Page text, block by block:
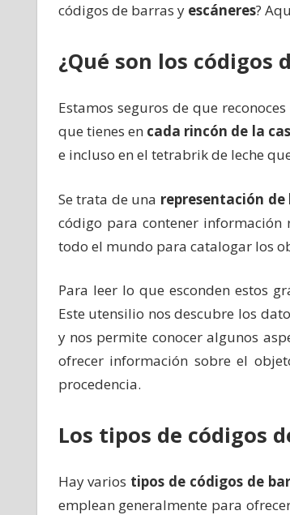
códigos de barras y escáneres?
¿Qué son los códigos
Estamos seguros de que
que tienes en cada rincón de la
e incluso en el tetrabrik de leche
Se trata de una representación de
código para contener información
todo el mundo para catalogar los
Para leer lo que esconden estos
Este utensilio nos descubre los
y nos permite conocer algunos
ofrecer información sobre el
procedencia.
Los tipos de códigos
Hay varios tipos de códigos de
emplean generalmente para